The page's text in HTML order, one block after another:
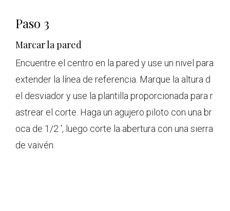
Paso 3
Marcar la pared
Encuentre el centro en la pared y use un nivel para
extender la línea de referencia. Marque la altura d
el desviador y use la plantilla proporcionada para r
astrear el corte. Haga un agujero piloto con una br
oca de 1/2 ', luego corte la abertura con una sierra
de vaivén.